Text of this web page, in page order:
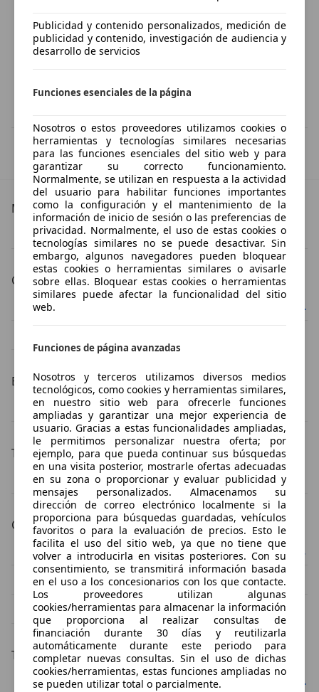
IVA deducible
Esta información la proporciona el proveedor del certificado.
Más detalles
Mercedes-Benz Vito
Carrocería
Mercedes-Benz Vito familiar
Estado del vehículo
Mercedes-Benz Vito ocasión
Tipos de combustible
Mercedes-Benz Vito diésel
Color de la carrocería
Mercedes-Benz Vito negro
Mercedes-Benz Vito blanco
Mercedes-Benz Vito gris
Mercedes-Benz Vito azul
Transmisión
Mercedes-Benz Vito automático
Mercedes-Benz Vito manual
Publicidad y contenido personalizados, medición de
publicidad y contenido, investigación de audiencia y
desarrollo de servicios
Funciones esenciales de la página
Nosotros o estos proveedores utilizamos cookies o
herramientas y tecnologías similares necesarias
para las funciones esenciales del sitio web y para
garantizar su correcto funcionamiento.
Normalmente, se utilizan en respuesta a la actividad
del usuario para habilitar funciones importantes
como la configuración y el mantenimiento de la
información de inicio de sesión o las preferencias de
privacidad. Normalmente, el uso de estas cookies o
tecnologías similares no se puede desactivar. Sin
embargo, algunos navegadores pueden bloquear
estas cookies o herramientas similares o avisarle
sobre ellas. Bloquear estas cookies o herramientas
similares puede afectar la funcionalidad del sitio
web.
Funciones de página avanzadas
Nosotros y terceros utilizamos diversos medios
tecnológicos, como cookies y herramientas similares,
en nuestro sitio web para ofrecerle funciones
ampliadas y garantizar una mejor experiencia de
usuario. Gracias a estas funcionalidades ampliadas,
le permitimos personalizar nuestra oferta; por
ejemplo, para que pueda continuar sus búsquedas
en una visita posterior, mostrarle ofertas adecuadas
en su zona o proporcionar y evaluar publicidad y
mensajes personalizados. Almacenamos su
dirección de correo electrónico localmente si la
proporciona para búsquedas guardadas, vehículos
favoritos o para la evaluación de precios. Esto le
facilita el uso del sitio web, ya que no tiene que
volver a introducirla en visitas posteriores. Con su
consentimiento, se transmitirá información basada
en el uso a los concesionarios con los que contacte.
Los proveedores utilizan algunas
cookies/herramientas para almacenar la información
que proporciona al realizar consultas de
financiación durante 30 días y reutilizarla
automáticamente durante este periodo para
completar nuevas consultas. Sin el uso de dichas
cookies/herramientas, estas funciones ampliadas no
se pueden utilizar total o parcialmente.